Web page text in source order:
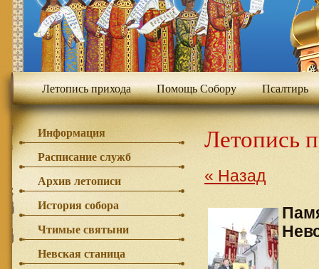
Летопись прихода Помощь Собору Псалтирь
Летопись
« Назад
Информация
Расписание служб
Архив летописи
История собора
Чтимые святыни
Невская станица